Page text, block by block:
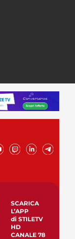
SCARICA
L’APP
di STILETV
HD
CANALE 78